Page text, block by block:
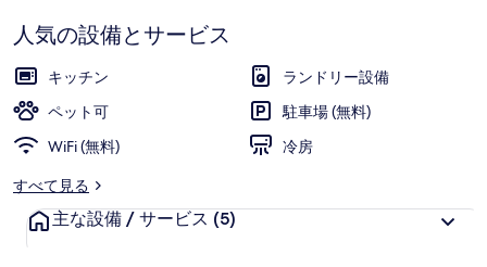
ォ
ー
タ
ー
ロ
人気の設備とサービス
キッチン
ランドリー設備
ペット可
駐車場 (無料)
WiFi (無料)
冷房
すべて見る
主な設備 / サービス (5)